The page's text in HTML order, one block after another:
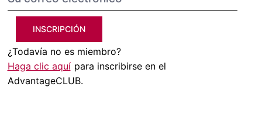
INSCRIPCIÓN
¿Todavía no es miembro?
Haga clic aquí para inscribirse en el
AdvantageCLUB.